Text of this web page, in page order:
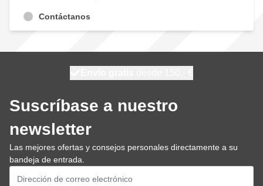
Contáctanos
Suscríbase a nuestro
newsletter
Las mejores ofertas y consejos personales directamente a su
bandeja de entrada.